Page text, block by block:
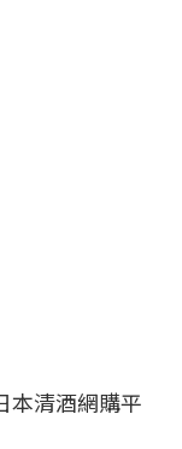
本清酒網購平